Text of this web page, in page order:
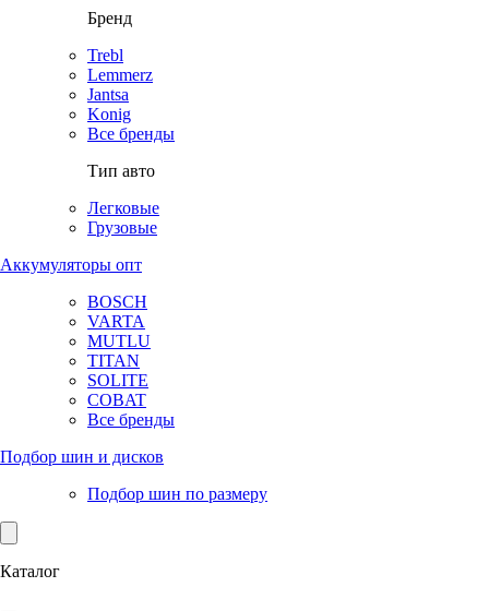
Бренд
Trebl
Lemmerz
Jantsa
Konig
Все бренды
Тип авто
Легковые
Грузовые
Аккумуляторы опт
BOSCH
VARTA
MUTLU
TITAN
SOLITE
COBAT
Все бренды
Подбор шин и дисков
Подбор шин по размеру
Каталог